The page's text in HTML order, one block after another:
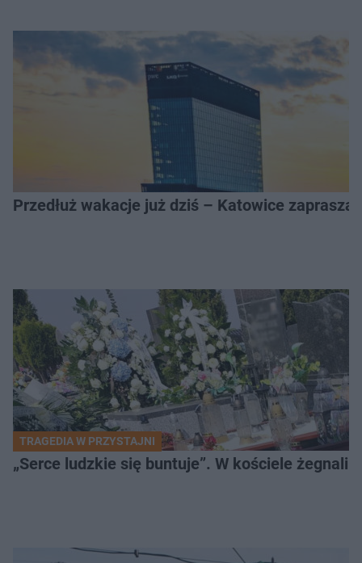
Przedłuż wakacje już dziś – Katowice
TRAGEDIA W PRZYSTAJNI
„Serce ludzkie się buntuje”. W kościele żegnali